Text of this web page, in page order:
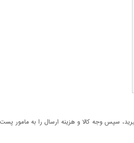
سپس وجه کالا و هزینه ارسال را به مامور پست